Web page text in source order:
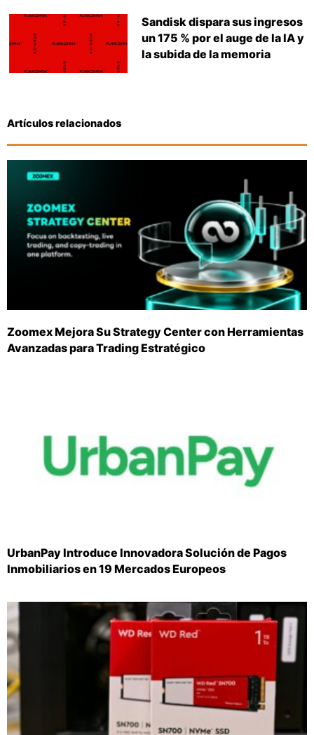
Sandisk dispara sus ingresos
un 175 % por el auge de la IA y
la subida de la memoria
Artículos relacionados
Zoomex Mejora Su Strategy Center con Herramientas
Avanzadas para Trading Estratégico
UrbanPay Introduce Innovadora Solución de Pagos
Inmobiliarios en 19 Mercados Europeos